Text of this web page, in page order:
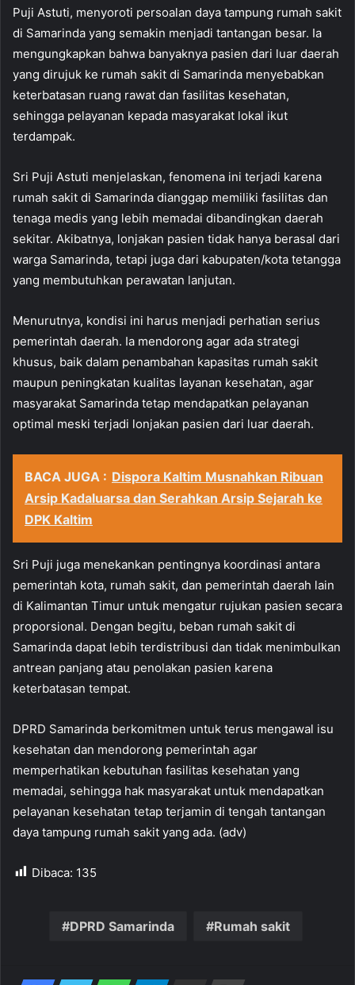
Puji Astuti, menyoroti persoalan daya tampung rumah sakit
di Samarinda yang semakin menjadi tantangan besar. Ia
mengungkapkan bahwa banyaknya pasien dari luar daerah
yang dirujuk ke rumah sakit di Samarinda menyebabkan
keterbatasan ruang rawat dan fasilitas kesehatan,
sehingga pelayanan kepada masyarakat lokal ikut
terdampak.
Sri Puji Astuti menjelaskan, fenomena ini terjadi karena
rumah sakit di Samarinda dianggap memiliki fasilitas dan
tenaga medis yang lebih memadai dibandingkan daerah
sekitar. Akibatnya, lonjakan pasien tidak hanya berasal dari
warga Samarinda, tetapi juga dari kabupaten/kota tetangga
yang membutuhkan perawatan lanjutan.
Menurutnya, kondisi ini harus menjadi perhatian serius
pemerintah daerah. Ia mendorong agar ada strategi
khusus, baik dalam penambahan kapasitas rumah sakit
maupun peningkatan kualitas layanan kesehatan, agar
masyarakat Samarinda tetap mendapatkan pelayanan
optimal meski terjadi lonjakan pasien dari luar daerah.
BACA JUGA : Dispora Kaltim Musnahkan Ribuan
Arsip Kadaluarsa dan Serahkan Arsip Sejarah ke
DPK Kaltim
Sri Puji juga menekankan pentingnya koordinasi antara
pemerintah kota, rumah sakit, dan pemerintah daerah lain
di Kalimantan Timur untuk mengatur rujukan pasien secara
proporsional. Dengan begitu, beban rumah sakit di
Samarinda dapat lebih terdistribusi dan tidak menimbulkan
antrean panjang atau penolakan pasien karena
keterbatasan tempat.
DPRD Samarinda berkomitmen untuk terus mengawal isu
kesehatan dan mendorong pemerintah agar
memperhatikan kebutuhan fasilitas kesehatan yang
memadai, sehingga hak masyarakat untuk mendapatkan
pelayanan kesehatan tetap terjamin di tengah tantangan
daya tampung rumah sakit yang ada. (adv)
Dibaca: 135
DPRD Samarinda Rumah sakit